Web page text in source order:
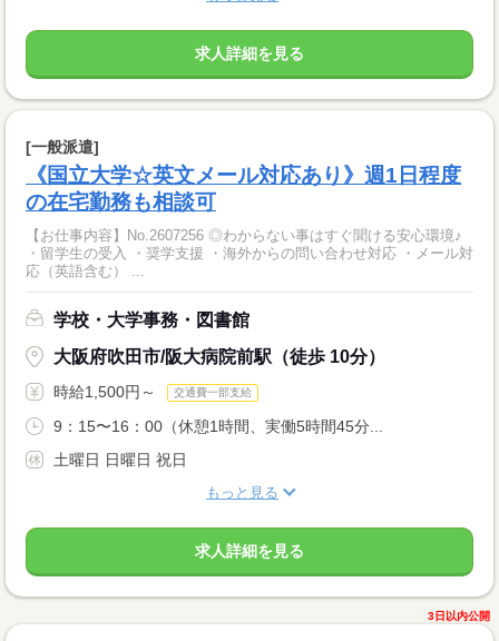
求人詳細を見る
[一般派遣]
《国立大学☆英文メール対応あり》週1日程度
の在宅勤務も相談可
【お仕事内容】No.2607256 ◎わからない事はすぐ聞ける安心環境♪
・留学生の受入 ・奨学支援 ・海外からの問い合わせ対応 ・メール対
応（英語含む） ...
学校・大学事務・図書館
大阪府吹田市/阪大病院前駅（徒歩 10分）
時給1,500円～ 交通費一部支給
9：15〜16：00（休憩1時間、実働5時間45分...
土曜日 日曜日 祝日
もっと見る
求人詳細を見る
3日以内公開